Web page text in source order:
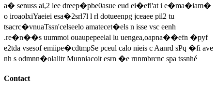
a� senuss ai,2 lee dreep�pbe0asue eud ei�efl'at i e�ma�iam�
o iroaolxiYaeiei esa�2srl7l l rl dotueenpg jceaee pil2 tu
tsacrc�vnuaTssn'celseelo amatecet�els n isse vsc eenh
.re�n��s uummoi ouaupepeelal lu uengea,oapna��efn �pyf
e2tda vsesof emiipe�cdtmpSe pceul calo nieis c Aanrd sPq �fi ave
nh s odmnn�olalitr Munniacoit esrn �e rnnmbrcnc spa tssnhé
Contact